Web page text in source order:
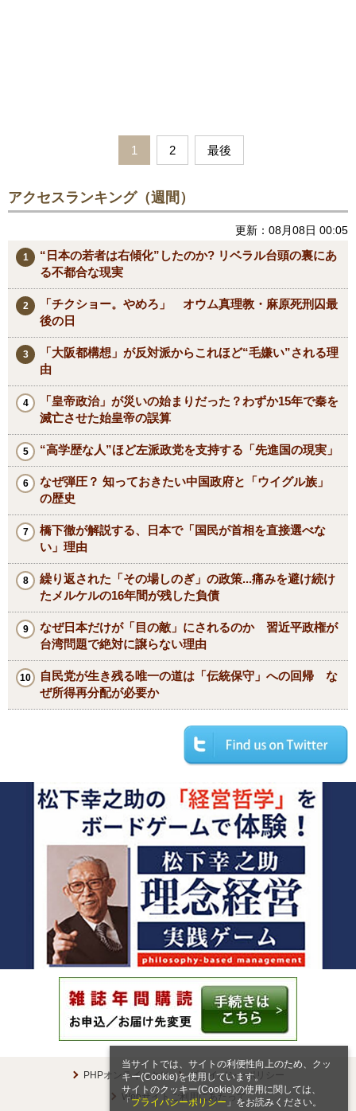
当サイトでは、サイトの利便性向上のため、クッ
キー(Cookie)を使用しています。
サイトのクッキー(Cookie)の使用に関しては、
「 プライバシーポリシー 」をお読みください。
1 2 最後
アクセスランキング（週間）
更新：08月08日 00:05
“日本の若者は右傾化”したのか? リベラル台頭の裏にあ
る不都合な現実
「チクショー。やめろ」 オウム真理教・麻原死刑囚最
後の日
「大阪都構想」が反対派からこれほど“毛嫌い”される理
由
「皇帝政治」が災いの始まりだった？わずか15年で秦を
滅亡させた始皇帝の誤算
“高学歴な人”ほど左派政党を支持する「先進国の現実」
なぜ弾圧？ 知っておきたい中国政府と「ウイグル族」
の歴史
橋下徹が解説する、日本で「国民が首相を直接選べな
い」理由
繰り返された「その場しのぎ」の政策...痛みを避け続け
たメルケルの16年間が残した負債
なぜ日本だけが「目の敵」にされるのか 習近平政権が
台湾問題で絶対に譲らない理由
自民党が生き残る唯一の道は「伝統保守」への回帰 な
ぜ所得再分配が必要か
PHPオンラインとは
プライバシーポリシー
Webサイトご利用にあたって